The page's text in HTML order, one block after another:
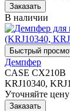
В наличии
Демпфер
CASE CX210B
KRJ10340,
Уточняйте цену